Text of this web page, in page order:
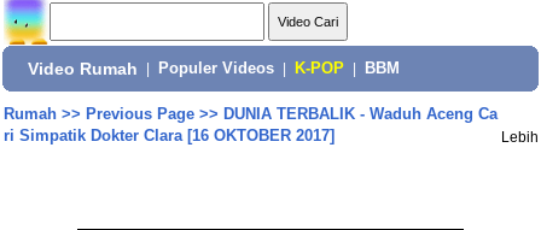
Video Rumah Populer Videos K-POP BBM
Rumah>> Previous Page>> DUNIA TERBALIK - Waduh Aceng Ca
ri Simpatik Dokter Clara [16 OKTOBER 2017]
Lebih